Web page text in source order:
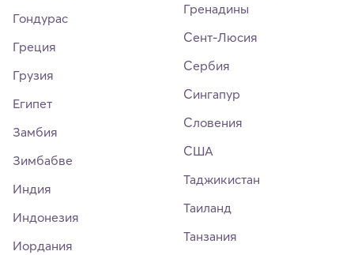
Гондурас
Греция
Грузия
Египет
Замбия
Зимбабве
Индия
Индонезия
Иордания
Гренадины
Сент-Люсия
Сербия
Сингапур
Словения
США
Таджикистан
Таиланд
Танзания